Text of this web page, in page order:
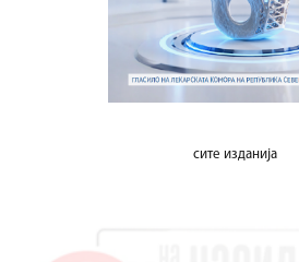
сите изданија